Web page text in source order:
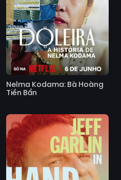
Nelma Kodama: Bà Hoàng
Tiền Bẩn